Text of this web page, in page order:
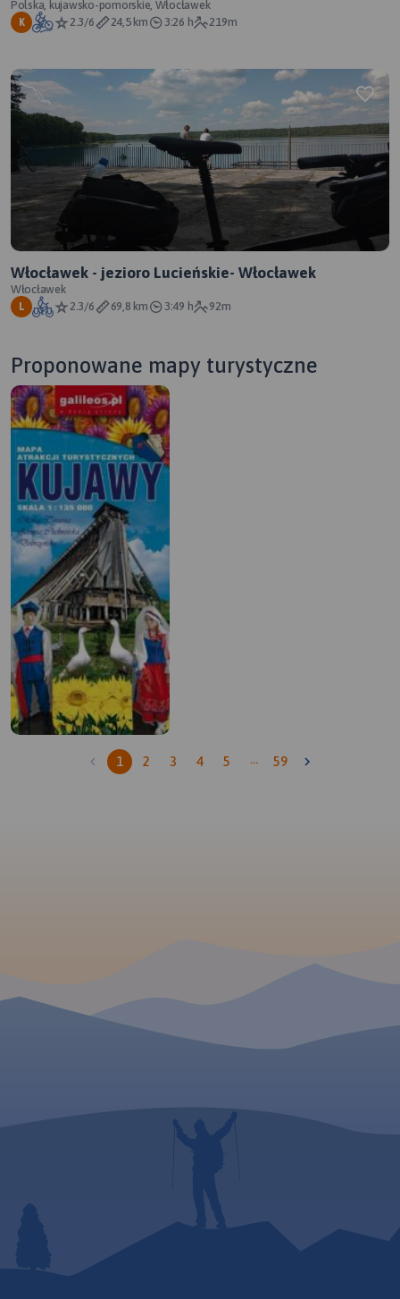
Polska, kujawsko-pomorskie, Włocławek
K 2.3/6 24,5 km 3:26 h 219m
Włocławek - jezioro Lucieńskie- Włocławek
Włocławek
L 2.3/6 69,8 km 3:49 h 92m
Proponowane mapy turystyczne
1 2 3 4 5 … 59